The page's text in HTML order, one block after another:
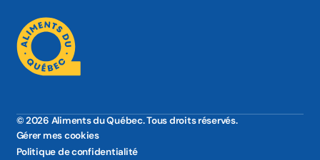
© 2026 Aliments du Québec. Tous droits réservés.
Gérer mes cookies
Politique de confidentialité